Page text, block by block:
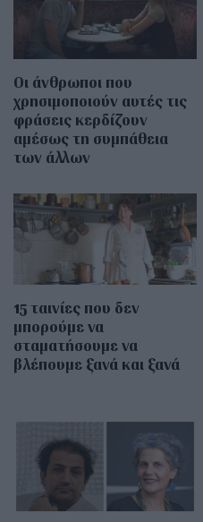
Οι άνθρωποι που
χρησιμοποιούν αυτές τις
φράσεις κερδίζουν
αμέσως τη συμπάθεια
των άλλων
15 ταινίες που δεν
μπορούμε να
σταματήσουμε να
βλέπουμε ξανά και ξανά